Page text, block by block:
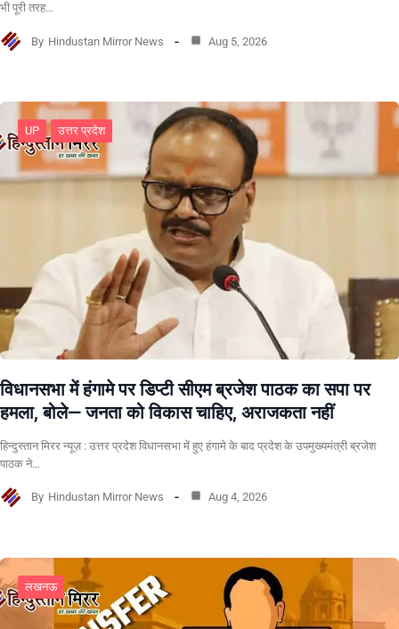
भी पूरी तरह…
By Hindustan Mirror News Aug 5, 2026
UP उत्तर प्रदेश
विधानसभा में हंगामे पर डिप्टी सीएम ब्रजेश पाठक का सपा पर
हमला, बोले— जनता को विकास चाहिए, अराजकता नहीं
हिन्दुस्तान मिरर न्यूज़ : उत्तर प्रदेश विधानसभा में हुए हंगामे के बाद प्रदेश के उपमुख्यमंत्री ब्रजेश
पाठक ने…
By Hindustan Mirror News Aug 4, 2026
लखनऊ